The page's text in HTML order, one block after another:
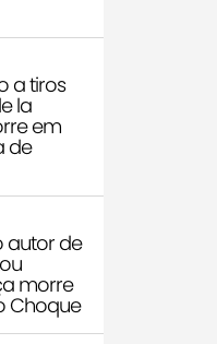
a tiros
la
em
de
autor de
morre
Choque